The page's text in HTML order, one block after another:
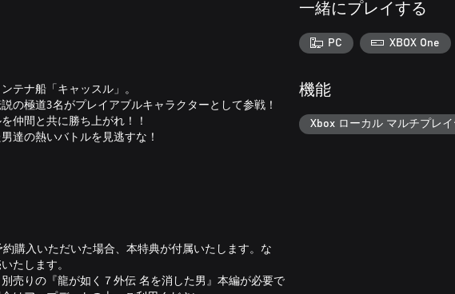
テナ船「キャッスル」。
の極道3名がプレイアブルキャラクターとして参戦！
仲間と共に勝ち上がれ！！
達の熱いバトルを見逃すな！
購入いただいた場合、本特典が付属いたします。な
たします。
売りの『龍が如く７外伝 名を消した男』本編が必要で
一緒にプレイする
PC XBOX One
機能
Xbox ローカル マルチプレ